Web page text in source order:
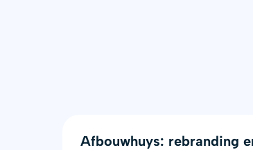
Afbouwhuys: rebranding